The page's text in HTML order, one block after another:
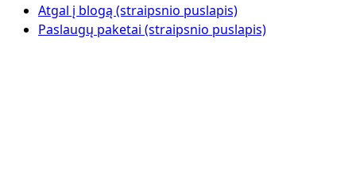
Atgal į blogą (straipsnio puslapis)
Paslaugų paketai (straipsnio puslapis)